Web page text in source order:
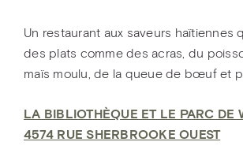
Un restaurant aux saveurs haïtiennes
des plats comme des acras, du
maïs moulu, de la queue de bœuf et
LA BIBLIOTHÈQUE ET LE PARC DE
4574 RUE SHERBROOKE OUEST